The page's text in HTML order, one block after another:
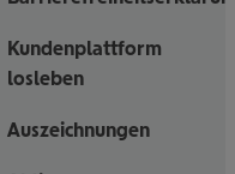
Kundenplattform
losleben
Auszeichnungen